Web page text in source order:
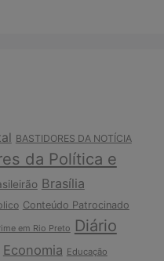
BASTIDORES DA NOTÍCIA
da Política e
Brasília
Conteúdo Patrocinado
em Rio Preto Diário
Economia Educação